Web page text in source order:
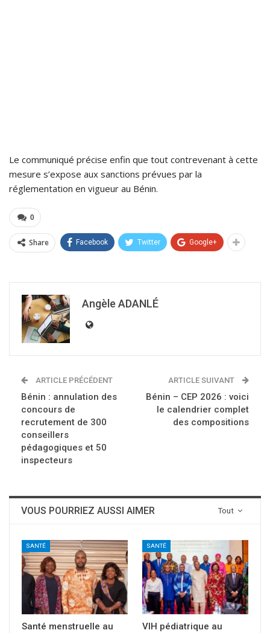
Le communiqué précise enfin que tout contrevenant à cette
mesure s’expose aux sanctions prévues par la
réglementation en vigueur au Bénin.
0
Share Facebook Twitter Google+
Angèle ADANLÉ
ARTICLE PRÉCÉDENT
Bénin : annulation des
concours de
recrutement de 300
conseillers
pédagogiques et 50
inspecteurs
ARTICLE SUIVANT
Bénin – CEP 2026 : voici
le calendrier complet
des compositions
Tout
VOUS POURRIEZ AUSSI AIMER
SANTÉ
Santé menstruelle au
SANTÉ
VIH pédiatrique au